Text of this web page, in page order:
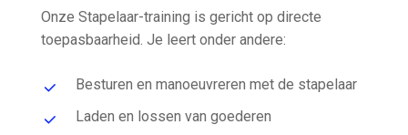
Onze Stapelaar-training is gericht op directe
toepasbaarheid. Je leert onder andere:
Besturen en manoeuvreren met de stapelaar
Laden en lossen van goederen